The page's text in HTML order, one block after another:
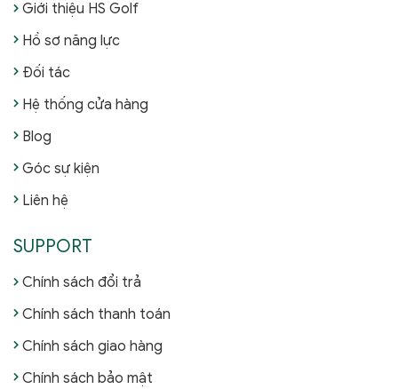
Giới thiệu HS Golf
Hồ sơ năng lực
Đối tác
Hệ thống cửa hàng
Blog
Góc sự kiện
Liên hệ
SUPPORT
Chính sách đổi trả
Chính sách thanh toán
Chính sách giao hàng
Chính sách bảo mật